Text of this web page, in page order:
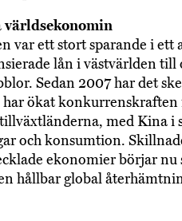
världsekonomin
var ett stort sparande i ett
lån i västvärlden till
Sedan 2007 har det
ökat konkurrenskraften
med Kina i
och konsumtion.
ekonomier börjar
hållbar global